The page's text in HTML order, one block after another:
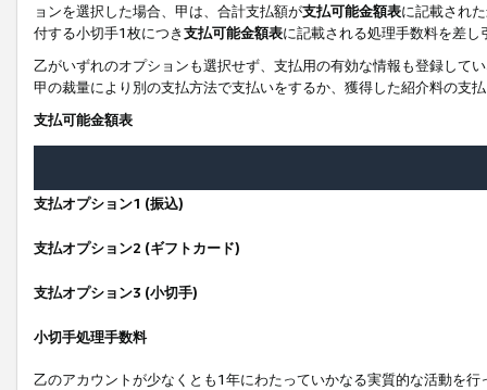
ョンを選択した場合、甲は、合計支払額が支払可能金額表に記載され
付する小切手1枚につき支払可能金額表に記載される処理手数料を差し
乙がいずれのオプションも選択せず、支払用の有効な情報も登録して
甲の裁量により別の支払方法で支払いをするか、獲得した紹介料の支
支払可能金額表
支払オプション1 (振込)
支払オプション2 (ギフトカード)
支払オプション3 (小切手)
小切手処理手数料
乙のアカウントが少なくとも1年にわたっていかなる実質的な活動を